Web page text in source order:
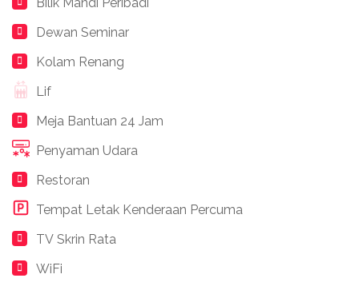
Dewan Seminar
Kolam Renang
Lif
Meja Bantuan 24 Jam
Penyaman Udara
Restoran
Tempat Letak Kenderaan Percuma
TV Skrin Rata
WiFi